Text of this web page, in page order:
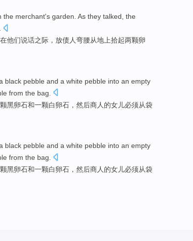
the merchant's garden . As they talked , the
在他们说话之际， 放债人弯腰从地上拾起两颗卵
black pebble and a white pebble into an empty
from the bag.
颗黑卵石和一颗白卵石， 然后商人的女儿必须从袋
black pebble and a white pebble into an empty
from the bag.
颗黑卵石和一颗白卵石， 然后商人的女儿必须从袋